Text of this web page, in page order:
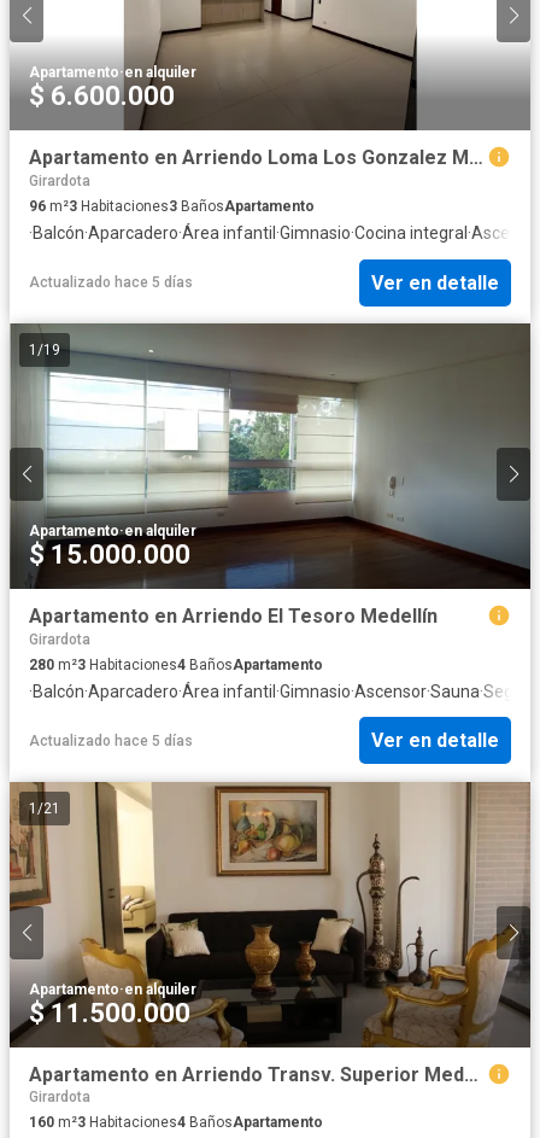
Apartamento·en alquiler
$ 6.600.000
Apartamento en Arriendo Loma Los Gonzalez Medellin
Girardota
96 m²3 Habitaciones3 BañosApartamento
·Balcón·Aparcadero·Área infantil ·Gimnasio·Cocina integral ·
Actualizado hace 5 días Ver en detalle
1 /19
Apartamento·en alquiler
$ 15.000.000
Apartamento en Arriendo El Tesoro Medellín
Girardota
280 m²3 Habitaciones4 BañosApartamento
·Balcón·Aparcadero·Área infantil ·Gimnasio·Ascensor·Sauna·
Actualizado hace 5 días Ver en detalle
1 /21
Apartamento·en alquiler
$ 11.500.000
Apartamento en Arriendo Transv. Superior Medellín
Girardota
160 m²3 Habitaciones4 BañosApartamento